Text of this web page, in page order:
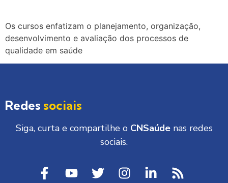
Os cursos enfatizam o planejamento, organização,
desenvolvimento e avaliação dos processos de
qualidade em saúde
Redes sociais
Siga, curta e compartilhe o CNSaúdenas redes
sociais.